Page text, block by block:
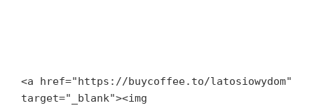
<a href="https://buycoffee.to/latosiowydom"
target="_blank"><img